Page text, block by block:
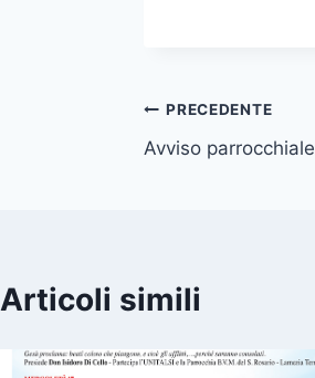
PRECEDENTE
Avviso parrocchiale
Articoli simili